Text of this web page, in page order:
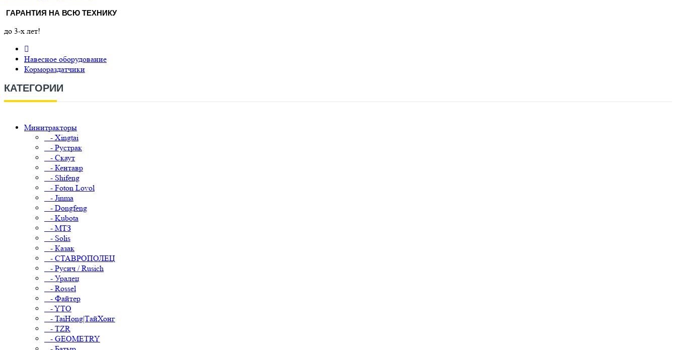
ГАРАНТИЯ НА ВСЮ ТЕХНИКУ
до 3-х лет!
Навесное оборудование
Кормораздатчики
КАТЕГОРИИ
Минитракторы
- Xingtai
- Рустрак
- Скаут
- Кентавр
- Shifeng
- Foton Lovol
- Jinma
- Dongfeng
- Kubota
- МТЗ
- Solis
- Казак
- СТАВРОПОЛЕЦ
- Русич / Rusich
- Уралец
- Rossel
- Файтер
- YTO
- TaiHong|ТайХонг
- TZR
- GEOMETRY